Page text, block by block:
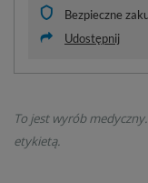
Bezpieczne
Udostępnij
To jest wyrób
etykietą.